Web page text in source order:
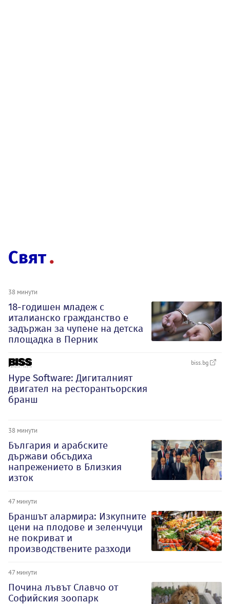
Свят
38 минути
18-годишен младеж с
италианско гражданство е
задържан за чупене на детска
площадка в Перник
biss.bg
Hype Software: Дигиталният
двигател на ресторантьорския
бранш
38 минути
България и арабските
държави обсъдиха
напрежението в Близкия
изток
47 минути
Браншът алармира: Изкупните
цени на плодове и зеленчуци
не покриват и
производствените разходи
47 минути
Почина лъвът Славчо от
Софийския зоопарк